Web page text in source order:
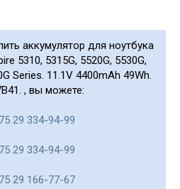
аккумулятор для ноутбука
5310, 5315G, 5520G, 5530G,
Series. 11.1V 4400mAh 49Wh.
, вы можете:
29 334-94-99
29 334-94-99
29 166-77-67